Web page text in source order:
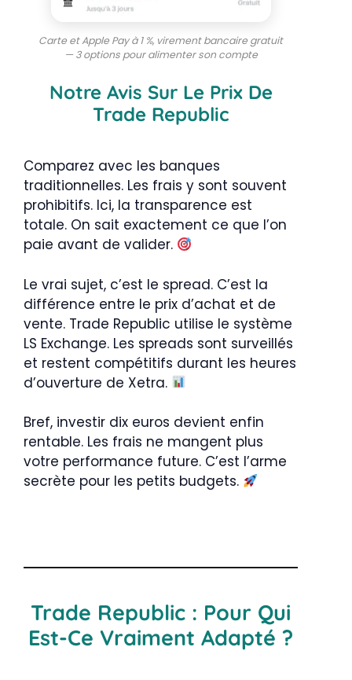
Carte et Apple Pay à 1 %, virement bancaire gratuit
— 3 options pour alimenter son compte
Notre Avis Sur Le Prix De
Trade Republic
Comparez avec les banques
traditionnelles. Les frais y sont souvent
prohibitifs. Ici, la transparence est
totale. On sait exactement ce que l’on
paie avant de valider.
Le vrai sujet, c’est le spread. C’est la
différence entre le prix d’achat et de
vente. Trade Republic utilise le système
LS Exchange. Les spreads sont surveillés
et restent compétitifs durant les heures
d’ouverture de Xetra.
Bref, investir dix euros devient enfin
rentable. Les frais ne mangent plus
votre performance future. C’est l’arme
secrète pour les petits budgets.
Trade Republic : Pour Qui
Est-Ce Vraiment Adapté ?